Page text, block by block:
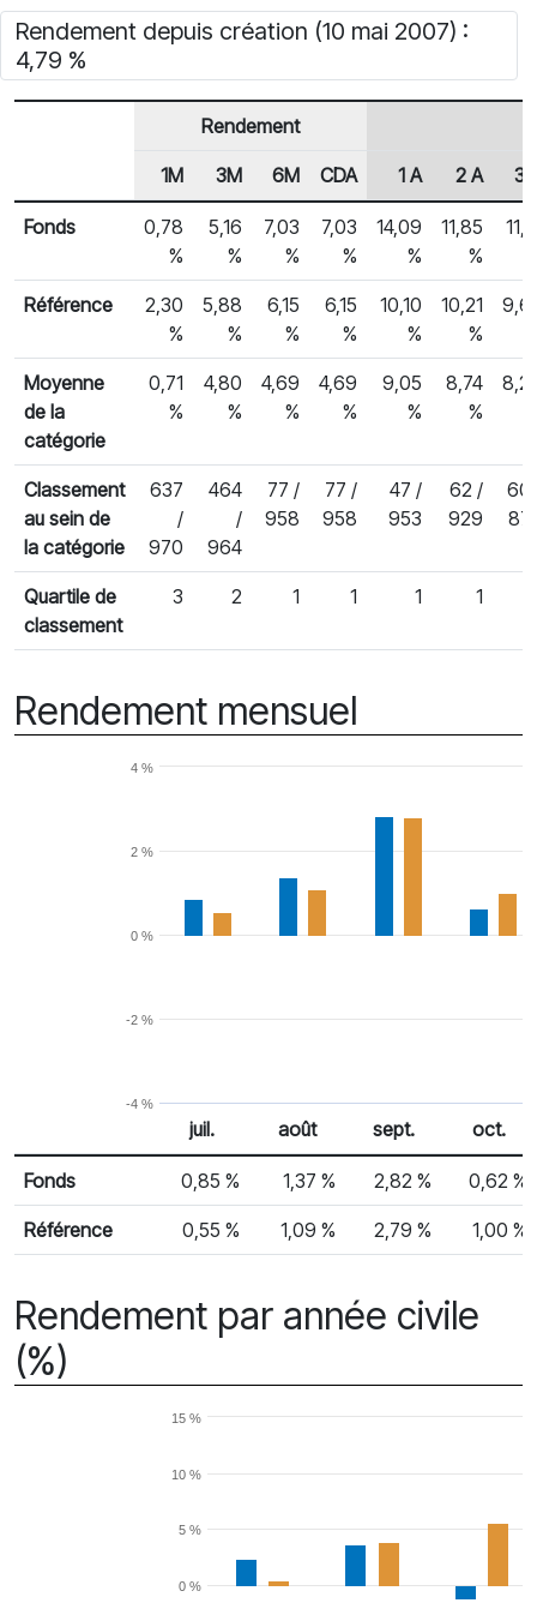
Rendement depuis création (10 mai 2007) :
4,79 %
Rendements des fonds
En-tête de ligne
Rendement
1M 3M 6M CDA 1 A 2 A 3
Fonds
0,78
%
5,16
%
7,03
%
7,03
%
14,09
%
11,85
%
Référence
2,30
%
5,88
%
6,15
%
6,15
%
10,10
%
10,21
%
Moyenne
de la
catégorie
0,71
%
4,80
%
4,69
%
4,69
%
9,05
%
8,74
%
Classement
au sein de
la catégorie
637
/
970
464
/
964
77 /
958
77 /
958
47 /
953
62 /
929
60
Quartile de
classement
3 2 1 1 1 1
Rendement mensuel
-4 %
-2 %
0 %
2 %
4 %
Rendement mensuel
% Rendement
juil. août sept. oct.
Fonds 0,85 % 1,37 % 2,82 % 0,62 %
Référence 0,55 % 1,09 % 2,79 % 1,00 %
Rendement par année civile
(%)
0 %
5 %
10 %
15 %